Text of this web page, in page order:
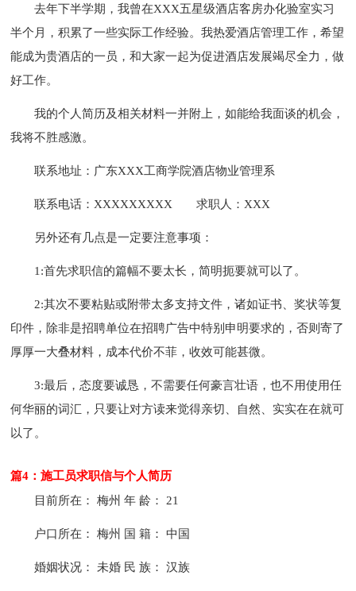
去年下半学期，我曾在XXX五星级酒店客房办化验室实习
半个月，积累了一些实际工作经验。我热爱酒店管理工作，希望
能成为贵酒店的一员，和大家一起为促进酒店发展竭尽全力，做
好工作。
我的个人简历及相关材料一并附上，如能给我面谈的机会，
我将不胜感激。
联系地址：广东XXX工商学院酒店物业管理系
联系电话：XXXXXXXXX 求职人：XXX
另外还有几点是一定要注意事项：
1:首先求职信的篇幅不要太长，简明扼要就可以了。
2:其次不要粘贴或附带太多支持文件，诸如证书、奖状等复
印件，除非是招聘单位在招聘广告中特别申明要求的，否则寄了
厚厚一大叠材料，成本代价不菲，收效可能甚微。
3:最后，态度要诚恳，不需要任何豪言壮语，也不用使用任
何华丽的词汇，只要让对方读来觉得亲切、自然、实实在在就可
以了。
篇4：施工员求职信与个人简历
目前所在： 梅州 年 龄： 21
户口所在： 梅州 国 籍： 中国
婚姻状况： 未婚 民 族： 汉族